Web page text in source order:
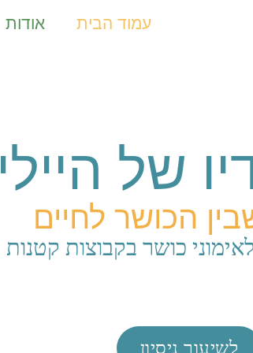
עמוד הבית אודות
של היילי
הכושר לחיים
כושר בקבוצות קטנות
לשיעור ניסיון